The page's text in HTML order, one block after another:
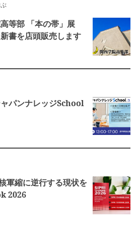
高等部 「本の帯」展
書を店頭販売します
ャパンナレッジSchool
軍縮に逆行する現状を
2026